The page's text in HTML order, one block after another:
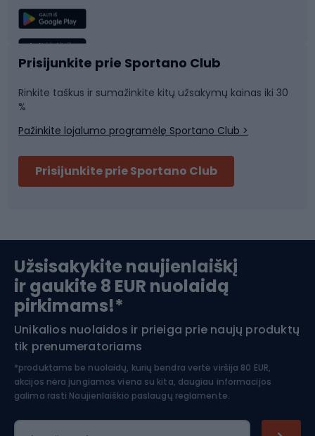
Žvejyba
Sportinė medicina
Plaukimas
Komandinis sportas
Slidinėjimas
Apranga žiemos sportui
Šiaurietiškas ėjimas
Prisijunkite prie Sportano Club
Rinkite taškus ir sumažinkite kitų užsakymų kainas iki 30
%
Pažinkite lojalumo programėlę Sportano Club >
Prisijunkite prie Sportano Club
Užsisakykite naujienlaiškį
ir gaukite 8 EUR nuolaidą
pirkimams!*
Unikalios nuolaidos ir prieiga prie naujų produktų
tik prenumeratoriams
*produktams be nuolaidų, kurių bendra vertė viršija 80 EUR,
akcijos nėra jungiamos viena su kita, daugiau informacijos
galima rasti Naujienlaiškio paslaugų reglamente.